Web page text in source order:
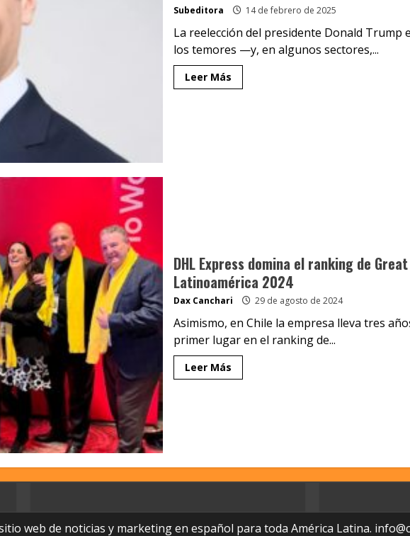
Subeditora 14 de febrero de 2025
La reelección del presidente Donald Trump
los temores —y, en algunos sectores,...
Leer Más
DHL Express domina el ranking de
Latinoamérica 2024
Dax Canchari 29 de agosto de 2024
Asimismo, en Chile la empresa lleva tres
primer lugar en el ranking de...
Leer Más
web de noticias y marketing en español para toda América Latina.